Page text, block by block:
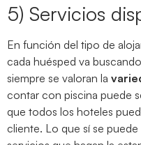
5) Servicios
En función del tipo de
cada huésped va
siempre se valoran la
contar con piscina puede
que todos los hoteles
cliente. Lo que sí se